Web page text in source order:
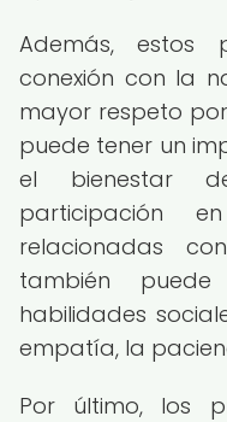
Además, estos
conexión con la
mayor respeto
puede tener un
el bienestar
participación
relacionadas
también
habilidades
empatía, la
Por último, los